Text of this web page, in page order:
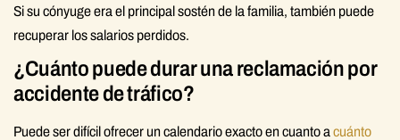
Si su cónyuge era el principal sostén de la familia, también puede
recuperar los salarios perdidos.
¿Cuánto puede durar una reclamación por
accidente de tráfico?
Puede ser difícil ofrecer un calendario exacto en cuanto a cuánto